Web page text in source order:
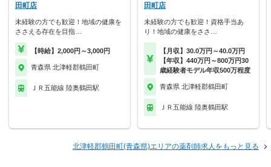
田町店
未経験の方でも歓迎！地域の健康を
ささえる存在を目指…
【時給】2,000円～3,000円
青森県 北津軽郡鶴田町
ＪＲ五能線 陸奥鶴田駅
田町店
未経験の方でも歓迎！資格手当あ
り！地域の健康をささ…
【月収】30.0万円～40.0万円
【年収】440万円～800万円30
歳経験者モデル年収500万程度
青森県 北津軽郡鶴田町
ＪＲ五能線 陸奥鶴田駅
北津軽郡鶴田町(青森県)エリアの薬剤師求人をもっと見る